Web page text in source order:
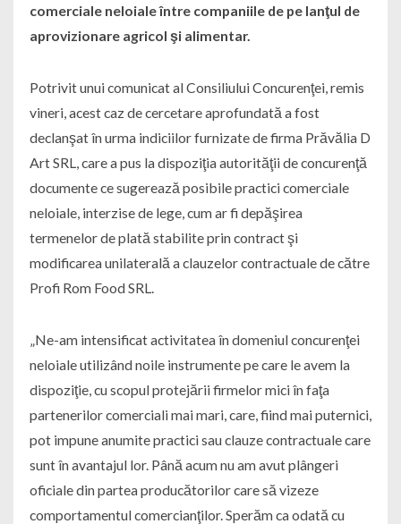
comerciale neloiale între companiile de pe lanţul de
aprovizionare agricol şi alimentar.
Potrivit unui comunicat al Consiliului Concurenţei, remis
vineri, acest caz de cercetare aprofundată a fost
declanşat în urma indiciilor furnizate de firma Prăvălia D
Art SRL, care a pus la dispoziţia autorităţii de concurenţă
documente ce sugerează posibile practici comerciale
neloiale, interzise de lege, cum ar fi depăşirea
termenelor de plată stabilite prin contract şi
modificarea unilaterală a clauzelor contractuale de către
Profi Rom Food SRL.
„Ne-am intensificat activitatea în domeniul concurenţei
neloiale utilizând noile instrumente pe care le avem la
dispoziţie, cu scopul protejării firmelor mici în faţa
partenerilor comerciali mai mari, care, fiind mai puternici,
pot impune anumite practici sau clauze contractuale care
sunt în avantajul lor. Până acum nu am avut plângeri
oficiale din partea producătorilor care să vizeze
comportamentul comercianţilor. Sperăm ca odată cu